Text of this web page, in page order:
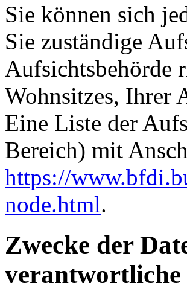
Sie können sich
Sie zuständige
Aufsichtsbehörde
Wohnsitzes, Ihrer
Eine Liste der
Bereich) mit
https://
node.html.
Zwecke der